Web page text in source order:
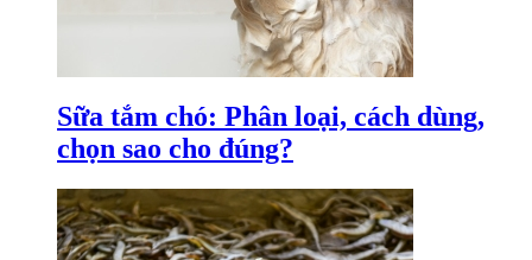
Sữa tắm chó: Phân loại, cách dùng,
chọn sao cho đúng?